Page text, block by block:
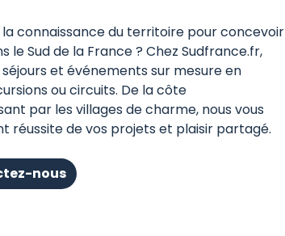
connaissance du territoire pour concevoir
Sud de la France ? Chez Sudfrance.fr,
et événements sur mesure en
ou circuits. De la côte
par les villages de charme, nous vous
réussite de vos projets et plaisir partagé.
nous